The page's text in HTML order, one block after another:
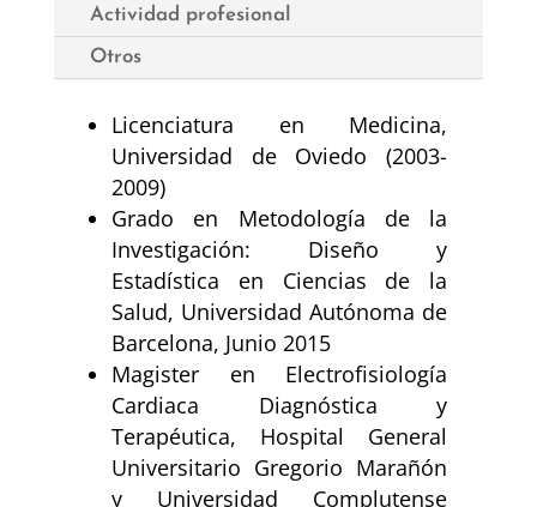
Actividad profesional
Otros
Licenciatura en Medicina,
Universidad de Oviedo (2003-
2009)
Grado en Metodología de la
Investigación: Diseño y
Estadística en Ciencias de la
Salud, Universidad Autónoma de
Barcelona, Junio 2015
Magister en Electrofisiología
Cardiaca Diagnóstica y
Terapéutica, Hospital General
Universitario Gregorio Marañón
y Universidad Complutense